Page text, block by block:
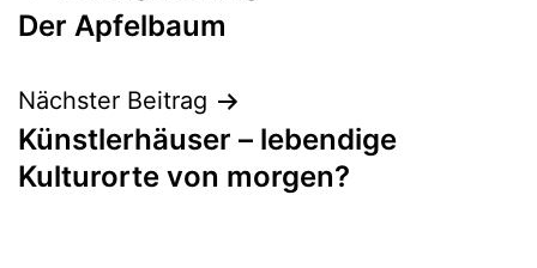
Der Apfelbaum
Nächster Beitrag
Künstlerhäuser – lebendige
Kulturorte von morgen?